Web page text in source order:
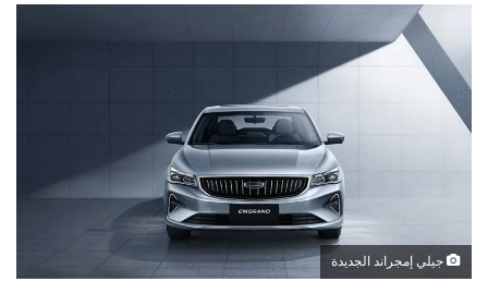
جيلي إمجراند الجديدة